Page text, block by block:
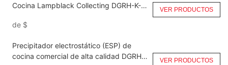
Cocina Lampblack Collecting DGRH-K-2-
de $
VER PRODUCTOS
Precipitador electrostático (ESP) de
cocina comercial de alta calidad DGRH-
VER PRODUCTOS